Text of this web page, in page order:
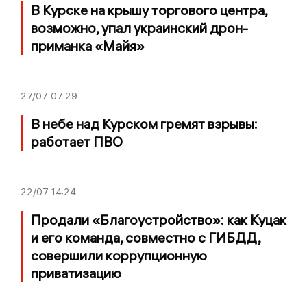
В Курске на крышу торгового центра,
возможно, упал украинский дрон-
приманка «Майя»
27/07 07:29
В небе над Курском гремят взрывы:
работает ПВО
22/07 14:24
Продали «Благоустройство»: как Куцак
и его команда, совместно с ГИБДД,
совершили коррупционную
приватизацию